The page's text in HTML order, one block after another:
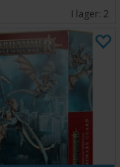
I lager: 2